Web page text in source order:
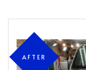
AFTER